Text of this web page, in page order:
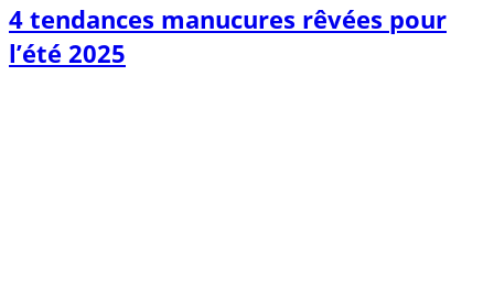
4 tendances manucures rêvées pour
l’été 2025